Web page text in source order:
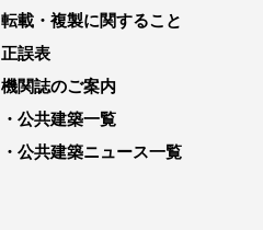
転載・複製に関すること
正誤表
機関誌のご案内
公共建築一覧
公共建築ニュース一覧